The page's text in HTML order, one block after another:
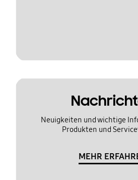
Neuigkeiten und wichtige
Produkten und
MEHR